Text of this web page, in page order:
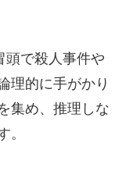
頭で殺人事件や
理的に手がかり
集め、推理しな
。